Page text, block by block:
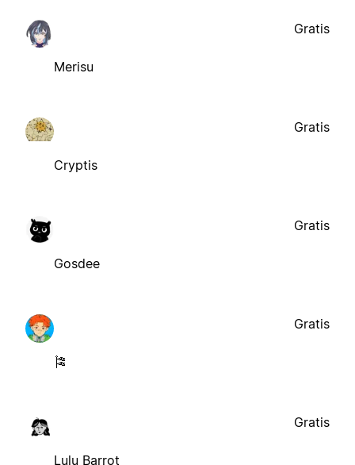
Merisu
Gratis
Cryptis
Gratis
Gosdee
Gratis
🎏
Gratis
Lulu Barrot
Gratis